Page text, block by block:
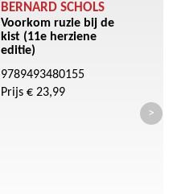
BERNARD SCHOLS
Voorkom ruzie bij de
kist (11e herziene
editie)
9789493480155
Prijs € 23,99